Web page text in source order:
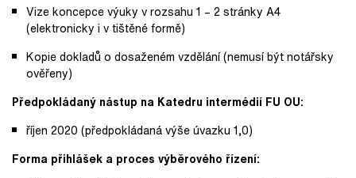
Vize koncepce výuky v rozsahu 1 – 2 stránky A4
(elektronicky i v tištěné formě)
Kopie dokladů o dosaženém vzdělání (nemusí být notářsky
ověřeny)
Předpokládaný nástup na Katedru intermédií FU OU:
říjen 2020 (předpokládaná výše úvazku 1,0)
Forma přihlášek a proces výběrového řízení: